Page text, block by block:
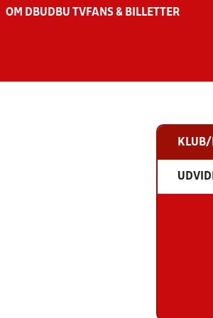
OM DBU DBU TV FANS & BILLETTER
KLUB/